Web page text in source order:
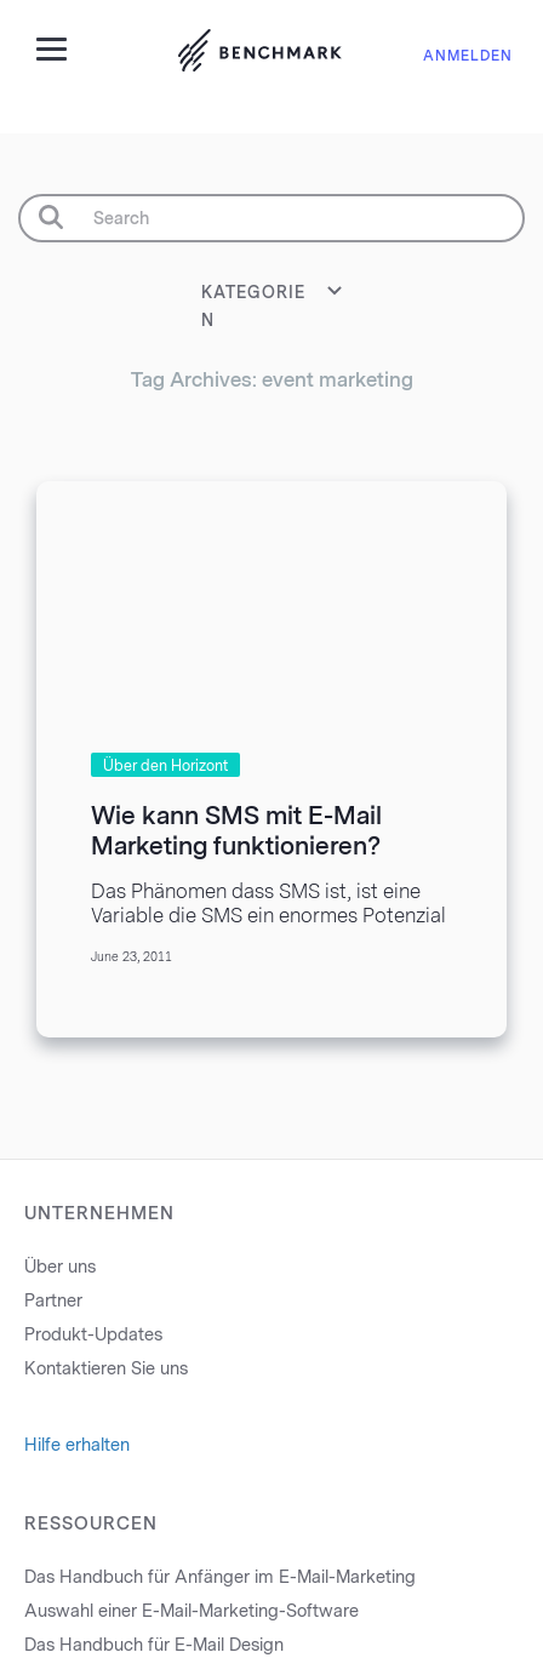
ANMELDEN
KATEGORIE
N
Tag Archives: event marketing
Über den Horizont
Wie kann SMS mit E-Mail
Marketing funktionieren?
Das Phänomen dass SMS ist, ist eine
Variable die SMS ein enormes Potenzial
und die Tatsache,...
June 23, 2011
UNTERNEHMEN
Über uns
Partner
Produkt-Updates
Kontaktieren Sie uns
Hilfe erhalten
RESSOURCEN
Das Handbuch für Anfänger im E-Mail-Marketing
Auswahl einer E-Mail-Marketing-Software
Das Handbuch für E-Mail Design